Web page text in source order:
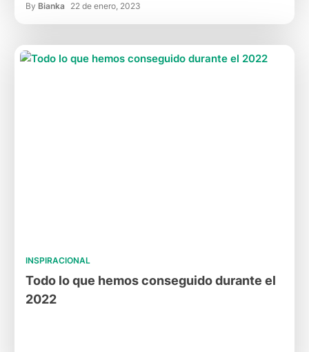
By Bianka 22 de enero, 2023
INSPIRACIONAL
Todo lo que hemos conseguido durante el
2022